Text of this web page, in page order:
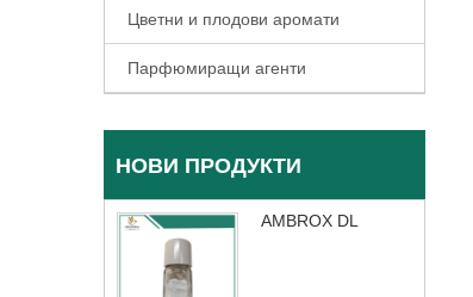
Цветни и плодови аромати
Парфюмиращи агенти
НОВИ ПРОДУКТИ
AMBROX DL